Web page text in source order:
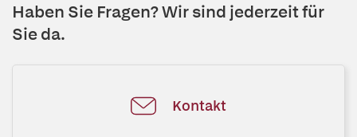
Haben Sie Fragen? Wir sind jederzeit für
Sie da.
Kontakt